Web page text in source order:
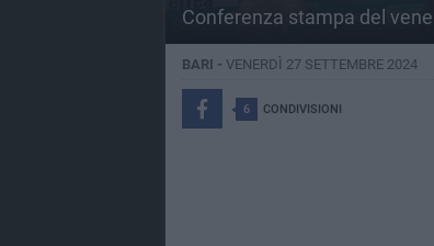
Conferenza stampa del
BARI - VENERDÌ 27 SETTEMBRE 2024
6 CONDIVISIONI